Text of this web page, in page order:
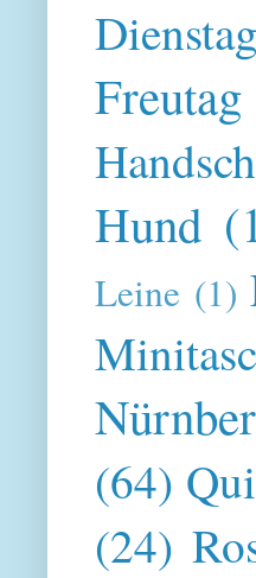
Freutag
Hund
Leine (1)
(64)
(24)